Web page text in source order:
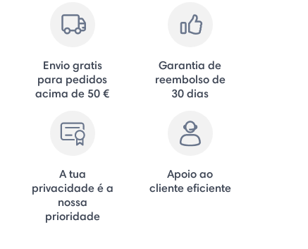
Envio gratis
para pedidos
acima de 50 €
Garantia de
reembolso de
30 dias
A tua
privacidade é a
nossa
prioridade
Apoio ao
cliente eficiente